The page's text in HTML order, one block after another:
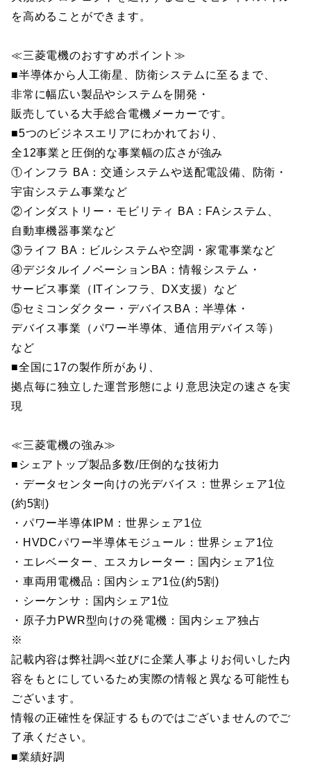
を高めることができます。
≪三菱電機のおすすめポイント≫
■半導体から人工衛星、防衛システムに至るまで、
非常に幅広い製品やシステムを開発・
販売している大手総合電機メーカーです。
■5つのビジネスエリアにわかれており、
全12事業と圧倒的な事業幅の広さが強み
①インフラ BA：交通システムや送配電設備、防衛・
宇宙システム事業など
②インダストリー・モビリティ BA：FAシステム、
自動車機器事業など
③ライフ BA：ビルシステムや空調・家電事業など
④デジタルイノベーションBA：情報システム・
サービス事業（ITインフラ、DX支援）など
⑤セミコンダクター・デバイスBA：半導体・
デバイス事業（パワー半導体、通信用デバイス等）
など
■全国に17の製作所があり、
拠点毎に独立した運営形態により意思決定の速さを実
現
≪三菱電機の強み≫
■シェアトップ製品多数/圧倒的な技術力
・データセンター向けの光デバイス：世界シェア1位
(約5割)
・パワー半導体IPM：世界シェア1位
・HVDCパワー半導体モジュール：世界シェア1位
・エレベーター、エスカレーター：国内シェア1位
・車両用電機品：国内シェア1位(約5割)
・シーケンサ：国内シェア1位
・原子力PWR型向けの発電機：国内シェア独占
※
記載内容は弊社調べ並びに企業人事よりお伺いした内
容をもとにしているため実際の情報と異なる可能性も
ございます。
情報の正確性を保証するものではございませんのでご
了承ください。
■業績好調